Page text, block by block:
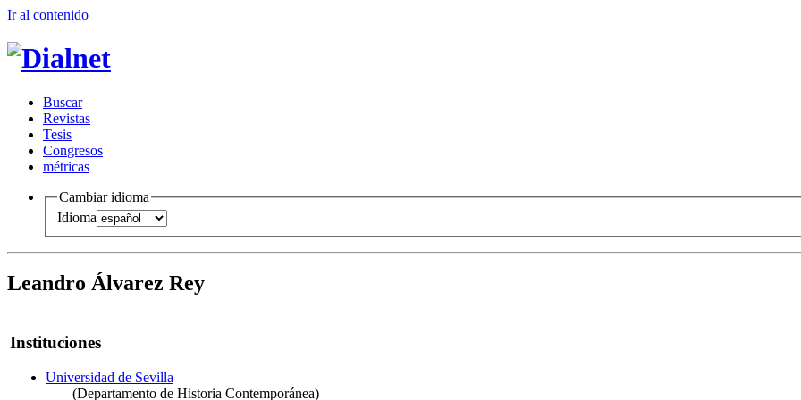
Ir al contenido
Buscar
Revistas
Tesis
Congresos
métricas
Cambiar idioma
Idioma
Leandro Álvarez Rey
Instituciones
Universidad de Sevilla
(Departamento de Historia Contemporánea)